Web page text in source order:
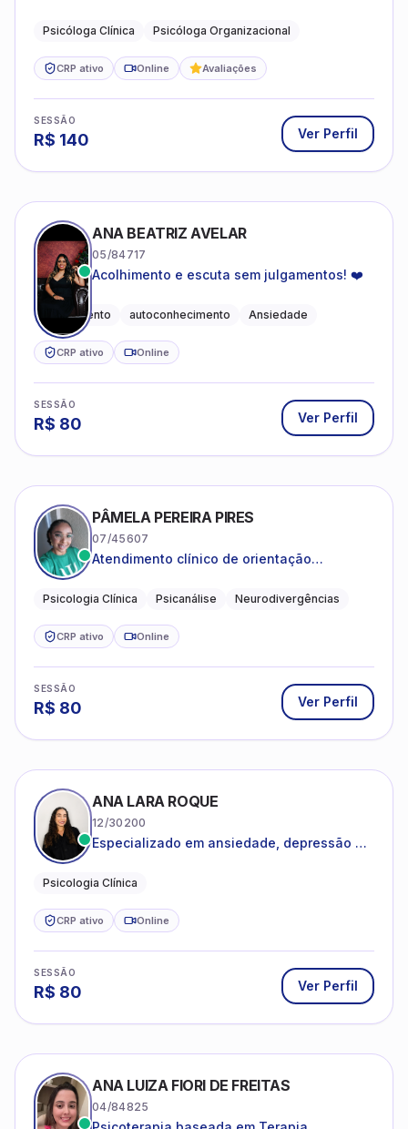
Psicóloga Clínica Psicóloga Organizacional
CRP ativo Online Avaliações
SESSÃO
R$ 140 Ver Perfil
ANA BEATRIZ AVELAR
05/84717
Acolhimento e escuta sem julgamentos! ❤️
Acolhimento autoconhecimento Ansiedade
CRP ativo Online
SESSÃO
R$ 80 Ver Perfil
PÂMELA PEREIRA PIRES
07/45607
Atendimento clínico de orientação
crianças neurotípicas
Psicologia Clínica Psicanálise Neurodivergências
CRP ativo Online
SESSÃO
R$ 80 Ver Perfil
ANA LARA ROQUE
12/30200
Especializado em ansiedade, depressão e
Psicologia Clínica
CRP ativo Online
SESSÃO
R$ 80 Ver Perfil
ANA LUIZA FIORI DE FREITAS
04/84825